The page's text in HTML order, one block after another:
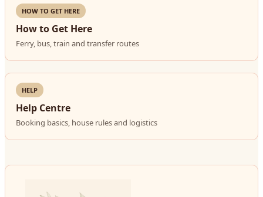
HOW TO GET HERE
How to Get Here
Ferry, bus, train and transfer routes
HELP
Help Centre
Booking basics, house rules and logistics